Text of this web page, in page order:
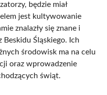
będzie miał
jest kultywowanie
znalazły się znane i
Beskidu Śląskiego. Ich
środowisk ma na celu
oraz wprowadzenie
świąt.